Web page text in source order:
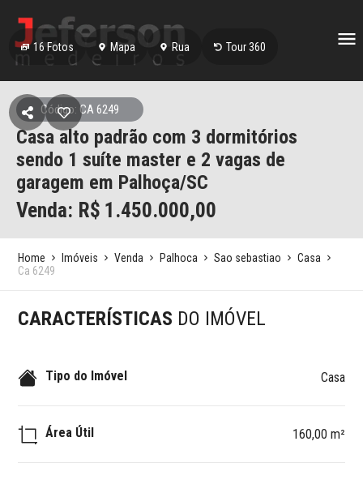
16 Fotos Mapa Rua Tour 360
Código: CA 6249
Casa alto padrão com 3 dormitórios
sendo 1 suíte master e 2 vagas de
garagem em Palhoça/SC
Venda: R$ 1.450.000,00
Home Imóveis Venda Palhoca Sao sebastiao
Casa
Ca 6249
CARACTERÍSTICAS DO IMÓVEL
Tipo do Imóvel Casa
Área Útil 160,00 m²